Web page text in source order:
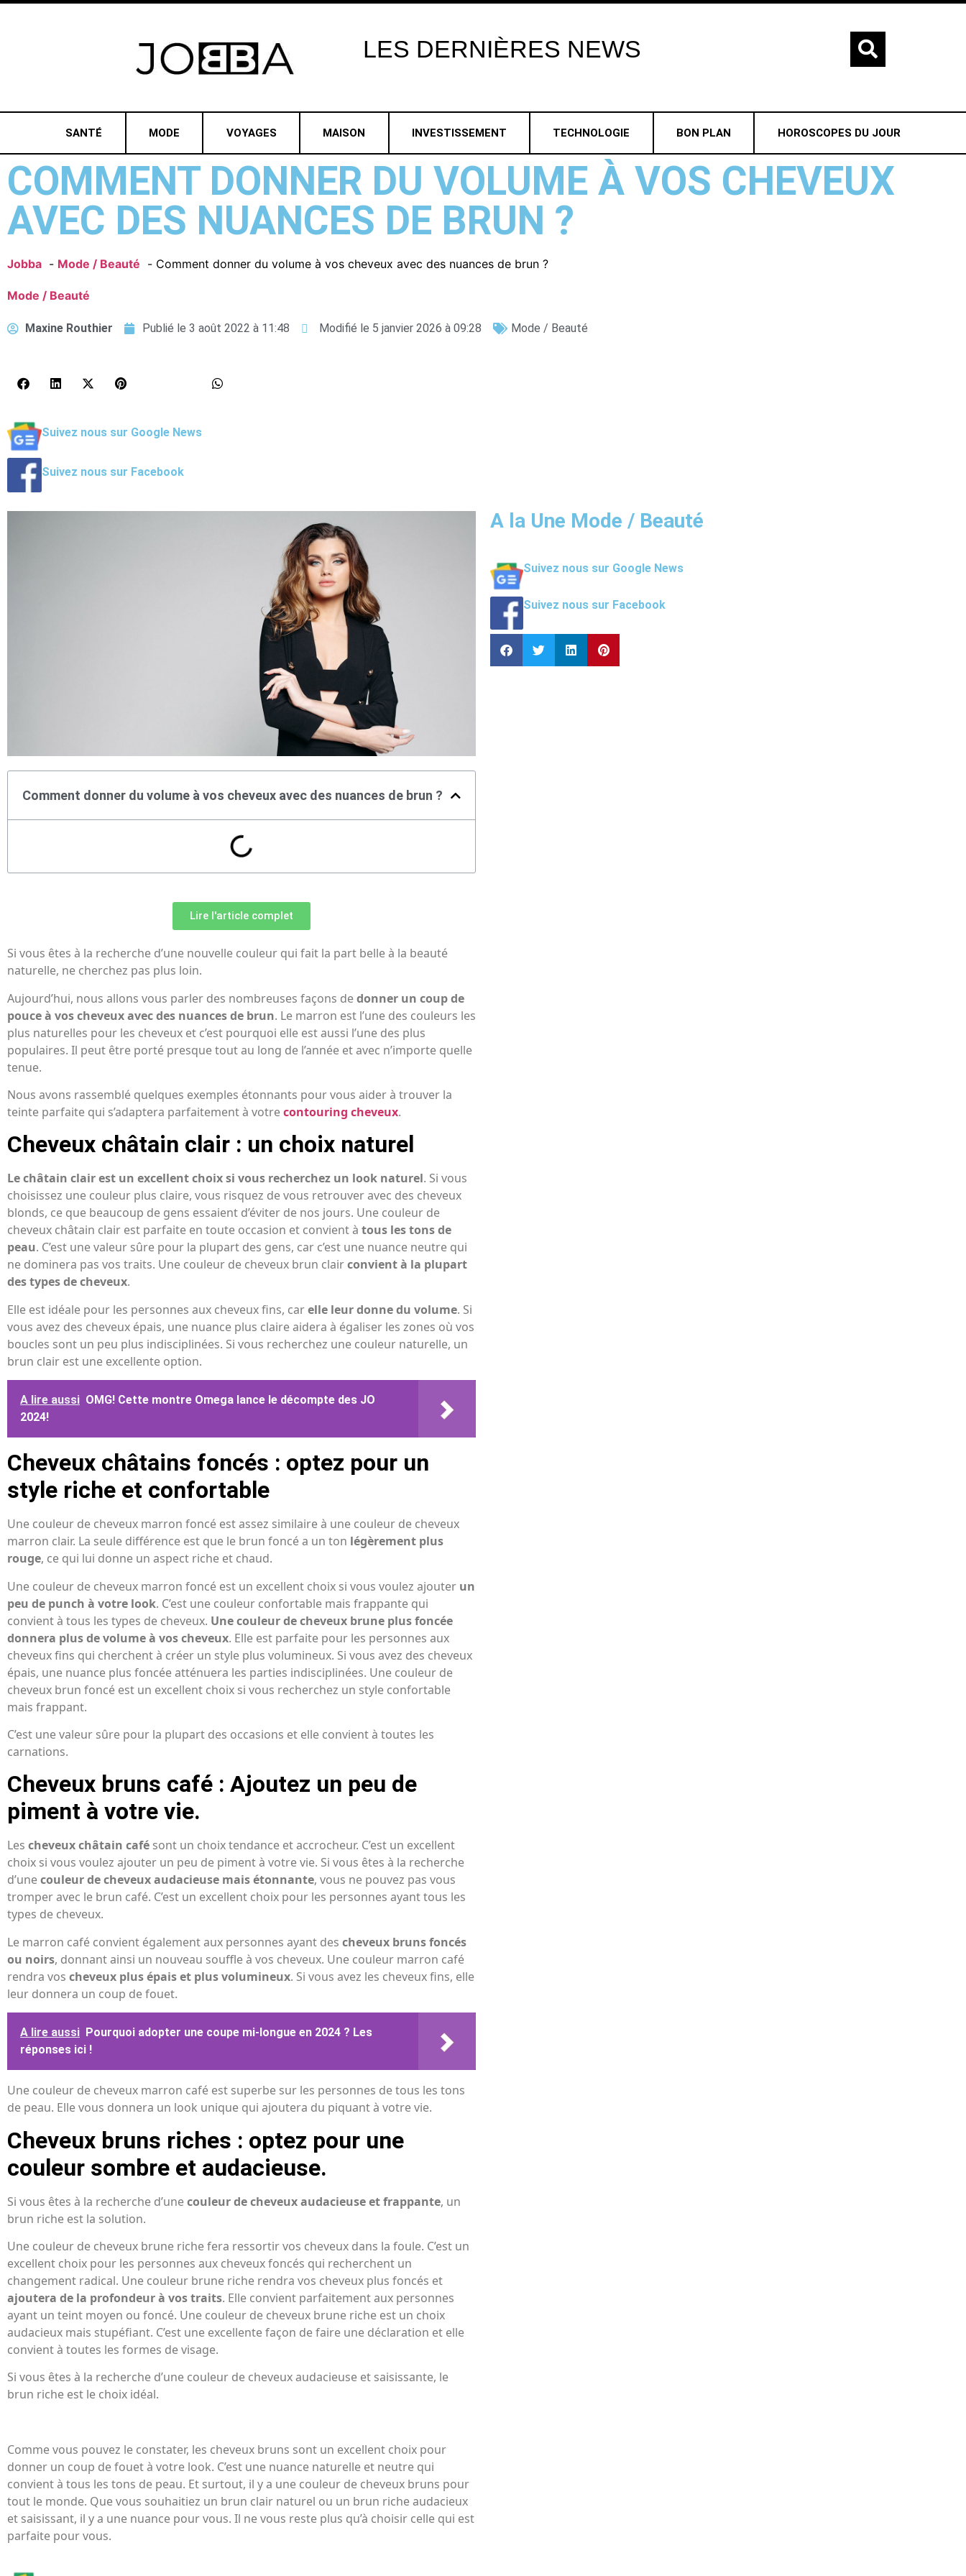
LES DERNIÈRES NEWS
SANTÉ MODE VOYAGES MAISON INVESTISSEMENT TECHNOLOGIE BON PLAN HOROSCOPES DU JOUR
COMMENT DONNER DU VOLUME À VOS CHEVEUX
AVEC DES NUANCES DE BRUN ?
Jobba Mode / Beauté Comment donner du volume à vos cheveux avec des nuances de brun ?
Mode / Beauté
Maxine Routhier Publié le 3 août 2022 à 11:48 Modifié le 5 janvier 2026 à 09:28 Mode / Beauté
Suivez nous sur Google News
Suivez nous sur Facebook
Comment donner du volume à vos cheveux avec des nuances de brun ?
Lire l'article complet
Si vous êtes à la recherche d’une nouvelle couleur qui fait la part belle à la beauté
naturelle, ne cherchez pas plus loin.
Aujourd’hui, nous allons vous parler des nombreuses façons dedonner un coup de
pouce à vos cheveux avec des nuances de brun. Le marron est l’une des couleurs les
plus naturelles pour les cheveux et c’est pourquoi elle est aussi l’une des plus
populaires. Il peut être porté presque tout au long de l’année et avec n’importe quelle
tenue.
Nous avons rassemblé quelques exemples étonnants pour vous aider à trouver la
teinte parfaite qui s’adaptera parfaitement à votrecontouring cheveux.
Cheveux châtain clair : un choix naturel
Le châtain clair est un excellent choix si vous recherchez un look naturel. Si vous
choisissez une couleur plus claire, vous risquez de vous retrouver avec des cheveux
blonds, ce que beaucoup de gens essaient d’éviter de nos jours. Une couleur de
cheveux châtain clair est parfaite en toute occasion et convient à tous les tons de
peau. C’est une valeur sûre pour la plupart des gens, car c’est une nuance neutre qui
ne dominera pas vos traits. Une couleur de cheveux brun clairconvient à la plupart
des types de cheveux.
Elle est idéale pour les personnes aux cheveux fins, carelle leur donne du volume. Si
vous avez des cheveux épais, une nuance plus claire aidera à égaliser les zones où vos
boucles sont un peu plus indisciplinées. Si vous recherchez une couleur naturelle, un
brun clair est une excellente option.
A lire aussi OMG! Cette montre Omega lance le décompte des JO
2024!
Cheveux châtains foncés : optez pour un
style riche et confortable
Une couleur de cheveux marron foncé est assez similaire à une couleur de cheveux
marron clair. La seule différence est que le brun foncé a un ton légèrement plus
rouge, ce qui lui donne un aspect riche et chaud.
Une couleur de cheveux marron foncé est un excellent choix si vous voulez ajouter un
peu de punch à votre look. C’est une couleur confortable mais frappante qui
convient à tous les types de cheveux. Une couleur de cheveux brune plus foncée
donnera plus de volume à vos cheveux. Elle est parfaite pour les personnes aux
cheveux fins qui cherchent à créer un style plus volumineux. Si vous avez des cheveux
épais, une nuance plus foncée atténuera les parties indisciplinées. Une couleur de
cheveux brun foncé est un excellent choix si vous recherchez un style confortable
mais frappant.
C’est une valeur sûre pour la plupart des occasions et elle convient à toutes les
carnations.
Cheveux bruns café : Ajoutez un peu de
piment à votre vie.
Les cheveux châtain café sont un choix tendance et accrocheur. C’est un excellent
choix si vous voulez ajouter un peu de piment à votre vie. Si vous êtes à la recherche
d’unecouleur de cheveux audacieuse mais étonnante, vous ne pouvez pas vous
tromper avec le brun café. C’est un excellent choix pour les personnes ayant tous les
types de cheveux.
Le marron café convient également aux personnes ayant des cheveux bruns foncés
ou noirs, donnant ainsi un nouveau souffle à vos cheveux. Une couleur marron café
rendra vos cheveux plus épais et plus volumineux. Si vous avez les cheveux fins, elle
leur donnera un coup de fouet.
A lire aussi Pourquoi adopter une coupe mi-longue en 2024 ? Les
réponses ici !
Une couleur de cheveux marron café est superbe sur les personnes de tous les tons
de peau. Elle vous donnera un look unique qui ajoutera du piquant à votre vie.
Cheveux bruns riches : optez pour une
couleur sombre et audacieuse.
Si vous êtes à la recherche d’unecouleur de cheveux audacieuse et frappante, un
brun riche est la solution.
Une couleur de cheveux brune riche fera ressortir vos cheveux dans la foule. C’est un
excellent choix pour les personnes aux cheveux foncés qui recherchent un
changement radical. Une couleur brune riche rendra vos cheveux plus foncés et
ajoutera de la profondeur à vos traits. Elle convient parfaitement aux personnes
ayant un teint moyen ou foncé. Une couleur de cheveux brune riche est un choix
audacieux mais stupéfiant. C’est une excellente façon de faire une déclaration et elle
convient à toutes les formes de visage.
Si vous êtes à la recherche d’une couleur de cheveux audacieuse et saisissante, le
brun riche est le choix idéal.
Comme vous pouvez le constater, les cheveux bruns sont un excellent choix pour
donner un coup de fouet à votre look. C’est une nuance naturelle et neutre qui
convient à tous les tons de peau. Et surtout, il y a une couleur de cheveux bruns pour
tout le monde. Que vous souhaitiez un brun clair naturel ou un brun riche audacieux
et saisissant, il y a une nuance pour vous. Il ne vous reste plus qu’à choisir celle qui est
parfaite pour vous.
A la Une Mode / Beauté
Suivez nous sur Google News
Suivez nous sur Facebook